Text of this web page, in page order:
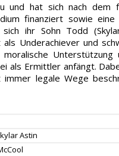
und hat sich nach dem
finanziert sowie eine
ihr Sohn Todd
Underachiever und
als Ermittler anfängt.
immer legale Wege
Astin